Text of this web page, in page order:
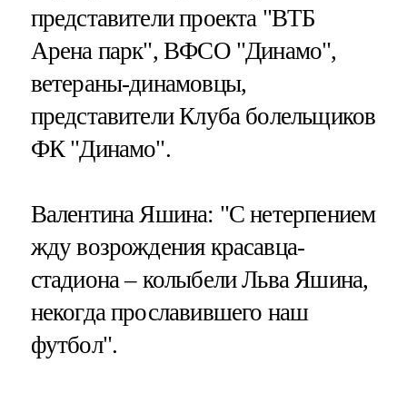
представители проекта "ВТБ
Арена парк", ВФСО "Динамо",
ветераны-динамовцы,
представители Клуба болельщиков
ФК "Динамо".
Валентина Яшина: "С нетерпением
жду возрождения красавца-
стадиона – колыбели Льва Яшина,
некогда прославившего наш
футбол".